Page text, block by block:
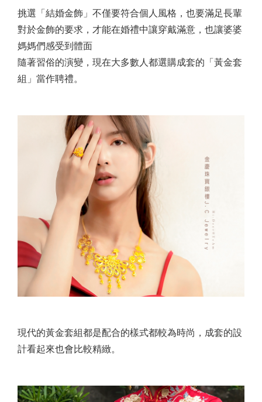
挑選「結婚金飾」不僅要符合個人風格，也要滿足長輩
對於金飾的要求，才能在婚禮中讓穿戴滿意，也讓婆婆
媽媽們感受到體面
隨著習俗的演變，現在大多數人都選購成套的「黃金套
組」當作聘禮。
現代的黃金套組都是配合的樣式都較為時尚，成套的設
計看起來也會比較精緻。